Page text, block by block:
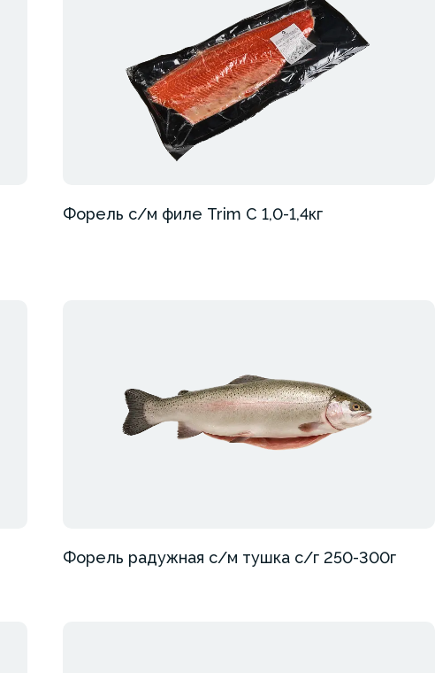
Форель с/м филе Trim C 1,0-1,4кг
Форель радужная с/м тушка с/г 250-300г